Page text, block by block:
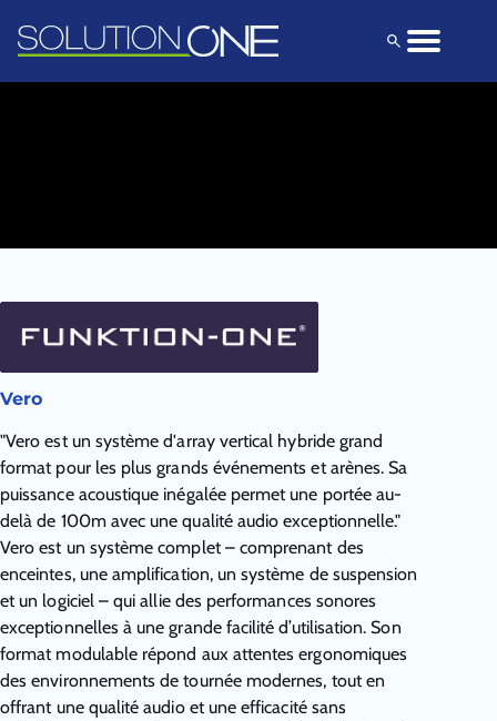
Vero
"Vero est un système d'array vertical hybride grand
format pour les plus grands événements et arènes. Sa
puissance acoustique inégalée permet une portée au-
delà de 100m avec une qualité audio exceptionnelle."
Vero est un système complet – comprenant des
enceintes, une amplification, un système de suspension
et un logiciel – qui allie des performances sonores
exceptionnelles à une grande facilité d’utilisation. Son
format modulable répond aux attentes ergonomiques
des environnements de tournée modernes, tout en
offrant une qualité audio et une efficacité sans